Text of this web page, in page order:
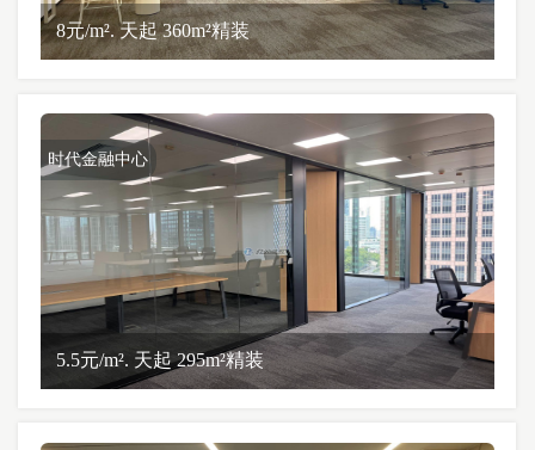
8元/m². 天起 360m²精装
时代金融中心
5.5元/m². 天起 295m²精装